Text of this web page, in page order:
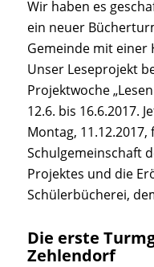
Wir haben es
ein neuer
Gemeinde mit einer
Unser Leseprojekt
Projektwoche
12.6. bis 16.6.2017.
Montag,
Schulgemeinschaft
Projektes und die
Schülerbücherei,
Die erste
Zehlendorf